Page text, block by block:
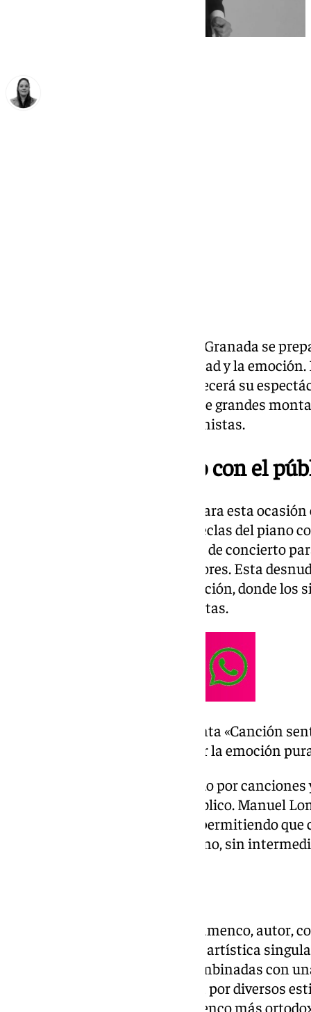
El Auditorio Manuel de Falla de Granada se
musical marcada por la intimidad y la emoción.
21.00 horas, Manuel Lombo ofrecerá su
propuesta artística despojada de grandes
y el piano como únicos protagonistas.
Un encuentro directo con el
El formato elegido por Lombo para esta
minimalista. Solo su voz y las teclas del piano
trasciende el concepto habitual de concierto
íntimo entre artista y espectadores. Esta
autenticidad de cada interpretación, donde los
significado como las propias notas.
El cantaor flamenco presenta «Canción
piano y voz que apuesta por la emoción
El programa incluye un recorrido por
directamente al corazón del público. Manuel
desde la verdad interpretativa, permitiendo
desde un lugar personal y cercano, sin
Manuel Lombo es cantaor de flamenco, autor,
reconocido por su personalidad artística
profundas raíces flamencas combinadas con
permite transitar con solvencia por diversos
discografía no se ajusta al flamenco más